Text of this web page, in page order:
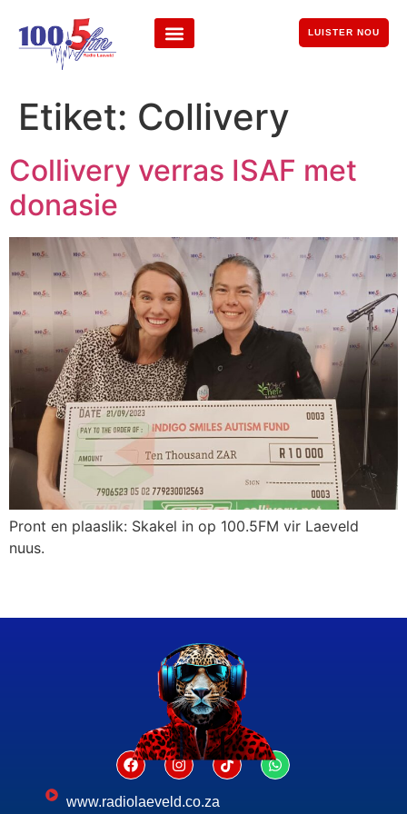
LUISTER NOU
Etiket: Collivery
Collivery verras ISAF met
donasie
Pront en plaaslik: Skakel in op 100.5FM vir Laeveld
nuus.
www.radiolaeveld.co.za